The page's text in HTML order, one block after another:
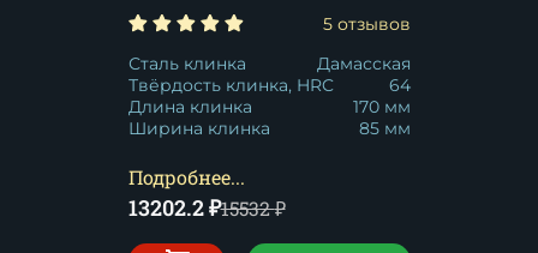
5 отзывов
Сталь клинка
Дамасская
Твёрдость клинка, HRC
64
Длина клинка
170 мм
Ширина клинка
85 мм
Подробнее...
13202.2₽15532₽